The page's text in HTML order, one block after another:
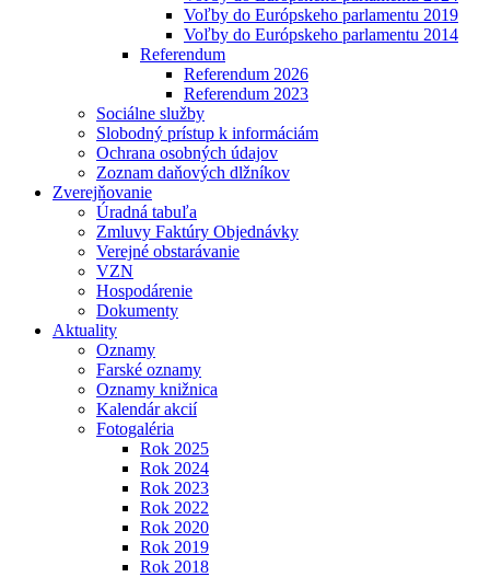
Voľby do Európskeho parlamentu 2019
Voľby do Európskeho parlamentu 2014
Referendum
Referendum 2026
Referendum 2023
Sociálne služby
Slobodný prístup k informáciám
Ochrana osobných údajov
Zoznam daňových dlžníkov
Zverejňovanie
Úradná tabuľa
Zmluvy Faktúry Objednávky
Verejné obstarávanie
VZN
Hospodárenie
Dokumenty
Aktuality
Oznamy
Farské oznamy
Oznamy knižnica
Kalendár akcií
Fotogaléria
Rok 2025
Rok 2024
Rok 2023
Rok 2022
Rok 2020
Rok 2019
Rok 2018